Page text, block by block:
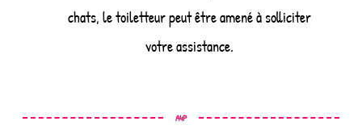
chats, le toiletteur peut être amené à solliciter
votre assistance.
A4P